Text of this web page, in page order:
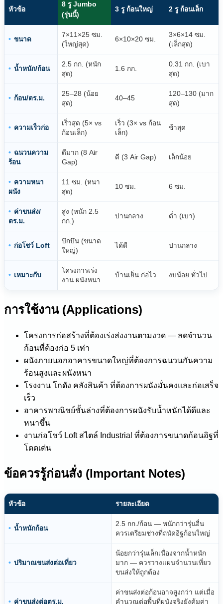
หัวข้อ
8 รู Jumbo
(รุ่นนี้)
3 รู ก้อนใหญ่ 2 รู ก้อนเล็ก
ขนาด
7×11×25 ซม.
(ใหญ่สุด)
6×10×20 ซม.
3×6×14 ซม.
(เล็กสุด)
น้ำหนัก/ก้อน
2.5 กก. (หนัก
สุด)
1.6 กก.
0.31 กก. (เบา
สุด)
ก้อน/ตร.ม.
25–28 (น้อย
สุด)
40–45
120–130 (มาก
สุด)
ความเร็วก่อ
เร็วสุด (5× vs
ก้อนเล็ก)
เร็ว (3× vs ก้อน
เล็ก)
ช้าสุด
ฉนวนความ
ร้อน
ดีมาก (8 Air
Gap)
ดี (3 Air Gap) เล็กน้อย
ความหนา
ผนัง
11 ซม. (หนา
สุด)
10 ซม. 6 ซม.
ค่าขนส่ง/
ตร.ม.
สูง (หนัก 2.5
กก.)
ปานกลาง ต่ำ (เบา)
ก่อโชว์ Loft
บึกบึน (ขนาด
ใหญ่)
ได้ดี ปานกลาง
เหมาะกับ
โครงการเร่ง
งาน ผนังหนา
บ้านเย็น ก่อไว งบน้อย ทั่วไป
การใช้งาน (Applications)
โครงการก่อสร้างที่ต้องเร่งส่งงานตามงวด — ลดจำนวน
ก้อนที่ต้องก่อ 5 เท่า
ผนังภายนอกอาคารขนาดใหญ่ที่ต้องการฉนวนกันความ
ร้อนสูงและผนังหนา
โรงงาน โกดัง คลังสินค้า ที่ต้องการผนังมั่นคงและก่อเสร็จ
เร็ว
อาคารพาณิชย์ชั้นล่างที่ต้องการผนังรับน้ำหนักได้ดีและ
หนาขึ้น
งานก่อโชว์ Loft สไตล์ Industrial ที่ต้องการขนาดก้อนอิฐที่
โดดเด่น
ข้อควรรู้ก่อนสั่ง (Important Notes)
หัวข้อ รายละเอียด
น้ำหนักก้อน
2.5 กก./ก้อน — หนักกว่ารุ่นอื่น
ควรเตรียมช่างที่ถนัดอิฐก้อนใหญ่
ปริมาณขนส่งต่อเที่ยว
น้อยกว่ารุ่นเล็กเนื่องจากน้ำหนัก
มาก — ควรวางแผนจำนวนเที่ยว
ขนส่งให้ถูกต้อง
ค่าขนส่งต่อตร.ม.
ค่าขนส่งต่อก้อนอาจสูงกว่า แต่เมื่อ
คำนวณต่อพื้นที่ผนังจริงยังคุ้มค่า